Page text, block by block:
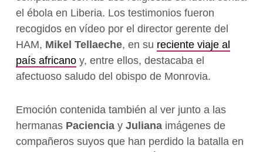
el ébola en Liberia. Los testimonios fueron
recogidos en vídeo por el director gerente del
HAM, Mikel Tellaeche, en su reciente viaje al
país africanoy, entre ellos, destacaba el
afectuoso saludo del obispo de Monrovia.
Emoción contenida también al ver junto a las
hermanas Paciencia y Juliana imágenes de
compañeros suyos que han perdido la batalla en